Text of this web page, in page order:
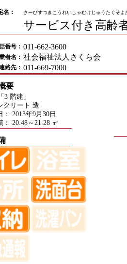
名： さーびすつきこうれいしゃむけじゅうたくそよ
サービス付き高齢
番号： 011-662-3600
者名： 社会福祉法人さくら会
絡先： 011-669-7000
要
階建」
クリート 造
2013年9月30日
： 20.48～21.28 ㎡